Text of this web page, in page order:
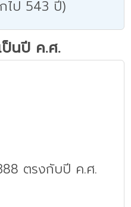
ไป 543 ปี)
นปี ค.ศ.
ตรงกับปี ค.ศ.